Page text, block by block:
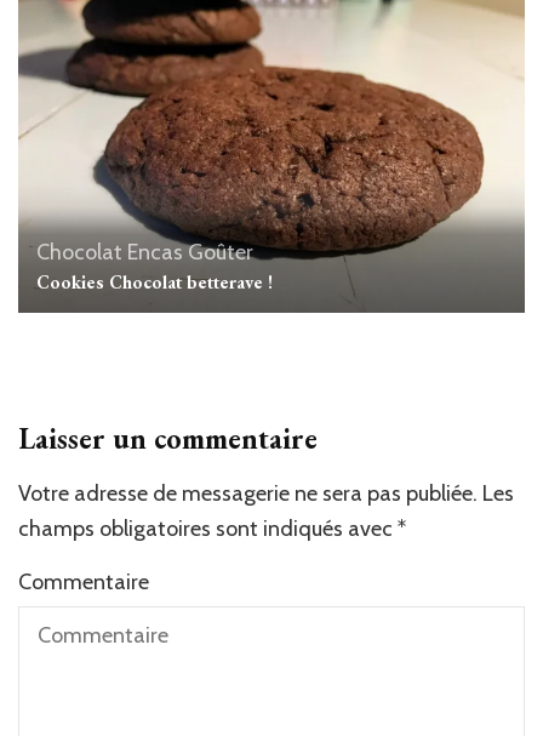
Chocolat EncasGoûter
Cookies Chocolat betterave !
Laisser un commentaire
Votre adresse de messagerie ne sera pas publiée. Les
champs obligatoires sont indiqués avec *
Commentaire